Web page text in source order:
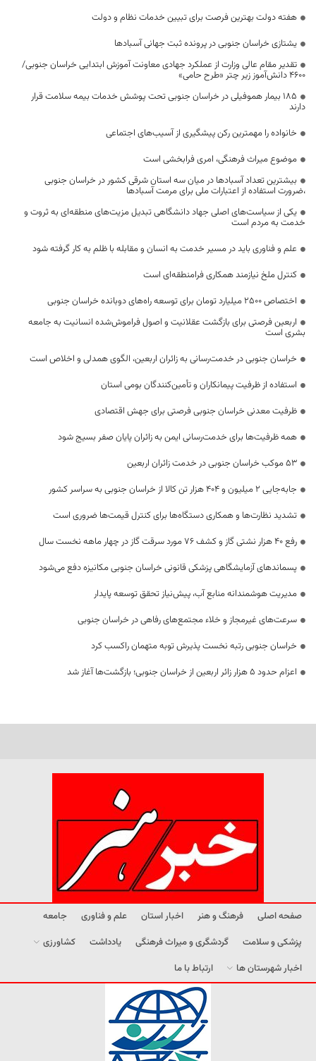
هفته دولت بهترین فرصت برای تبیین خدمات نظام و دولت
یشتازی خراسان جنوبی در پرونده ثبت جهانی آسبادها
تقدیر مقام عالی وزارت از عملکرد جهادی معاونت آموزش ابتدایی خراسان جنوبی/
۴۶۰۰ دانش‌آموز زیر چتر «طرح حامی»
۱۸۵ بیمار هموفیلی در خراسان جنوبی تحت پوشش خدمات بیمه سلامت قرار
دارند
خانواده را مهمترین رکن پیشگیری از آسیب‌های اجتماعی
موضوع میراث فرهنگی، امری فرابخشی است
بیشترین تعداد آسبادها در میان سه استان شرقی کشور در خراسان جنوبی
،ضرورت استفاده از اعتبارات ملی برای مرمت آسبادها
یکی از سیاست‌های اصلی جهاد دانشگاهی تبدیل مزیت‌های منطقه‌ای به ثروت و
خدمت به مردم است
علم و فناوری باید در مسیر خدمت به انسان و مقابله با ظلم به کار گرفته شود
کنترل ملخ نیازمند همکاری فرامنطقه‌ای است
اختصاص 2500 میلیارد تومان برای توسعه راه‌های دوبانده خراسان جنوبی
اربعین فرصتی برای بازگشت عقلانیت و اصول فراموش‌شده انسانیت به جامعه
بشری است
خراسان جنوبی در خدمت‌رسانی به زائران اربعین، الگوی همدلی و اخلاص است
استفاده از ظرفیت پیمانکاران و تأمین‌کنندگان بومی استان
ظرفیت معدنی خراسان جنوبی فرصتی برای جهش اقتصادی
همه ظرفیت‌ها برای خدمت‌رسانی ایمن به زائران پایان صفر بسیج شود
53 موکب خراسان جنوبی در خدمت زائران اربعین
جابه‌جایی 2 میلیون و 404 هزار تن کالا از خراسان جنوبی به سراسر کشور
تشدید نظارت‌ها و همکاری دستگاه‌ها برای کنترل قیمت‌ها ضروری است
رفع 40 هزار نشتی گاز و کشف 76 مورد سرقت گاز در چهار ماهه نخست سال
پسماندهای آزمایشگاهی پزشکی قانونی خراسان جنوبی مکانیزه دفع می‌شود
مدیریت هوشمندانه منابع آب، پیش‌نیاز تحقق توسعه پایدار
سرعت‌های غیرمجاز و خلاء مجتمع‌های رفاهی در خراسان جنوبی
خراسان جنوبی رتبه نخست پذیرش توبه متهمان راکسب کرد
اعزام حدود 5 هزار زائر اربعین از خراسان جنوبی؛ بازگشت‌ها آغاز شد
صفحه اصلی فرهنگ و هنر اخبار استان علم و فناوری
جامعه
پزشکی و سلامت
گردشگری و میراث فرهنگی یادداشت
کشاورزی
اخبار شهرستان ها
ارتباط با ما